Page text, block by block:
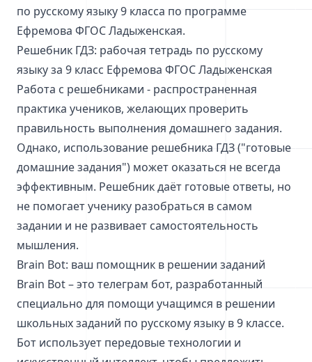
по русскому языку 9 класса по программе
Ефремова ФГОС Ладыженская.
Решебник ГДЗ: рабочая тетрадь по русскому
языку за 9 класс Ефремова ФГОС Ладыженская
Работа с решебниками - распространенная
практика учеников, желающих проверить
правильность выполнения домашнего задания.
Однако, использование решебника ГДЗ ("готовые
домашние задания") может оказаться не всегда
эффективным. Решебник даёт готовые ответы, но
не помогает ученику разобраться в самом
задании и не развивает самостоятельность
мышления.
Brain Bot: ваш помощник в решении заданий
Brain Bot – это телеграм бот, разработанный
специально для помощи учащимся в решении
школьных заданий по русскому языку в 9 классе.
Бот использует передовые технологии и